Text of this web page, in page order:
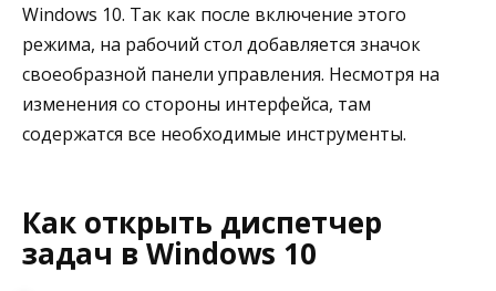
Windows 10. Так как после включение этого
режима, на рабочий стол добавляется значок
своеобразной панели управления. Несмотря на
изменения со стороны интерфейса, там
содержатся все необходимые инструменты.
Как открыть диспетчер
задач в Windows 10